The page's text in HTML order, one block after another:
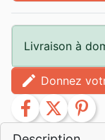
Livraison à
edit Donnez
facebook twitter pinterest